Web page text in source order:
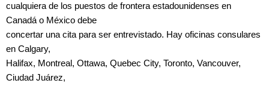
cualquiera de los puestos de frontera estadounidenses en
Canadá o México debe
concertar una cita para ser entrevistado. Hay oficinas consulares
en Calgary,
Halifax, Montreal, Ottawa, Quebec City, Toronto, Vancouver,
Ciudad Juárez,